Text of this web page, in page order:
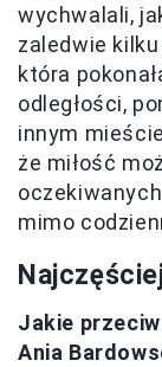
wychwalali,
zaledwie
która
odległości,
innym
że miłość
mimo
Jakie
Ania